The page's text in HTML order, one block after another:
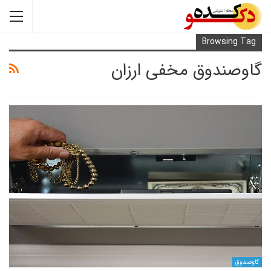
مخفی ارزان